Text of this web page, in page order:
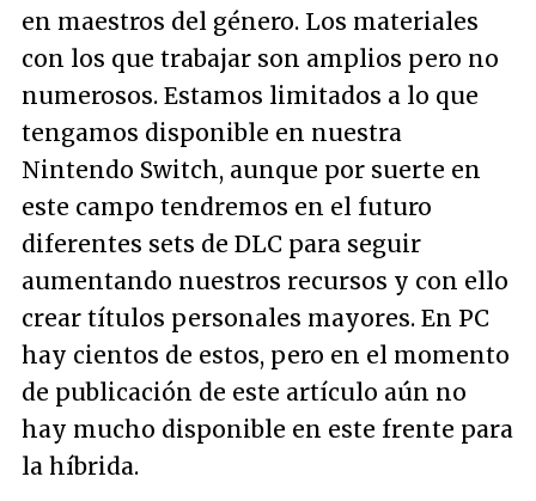
en maestros del género. Los materiales
con los que trabajar son amplios pero no
numerosos. Estamos limitados a lo que
tengamos disponible en nuestra
Nintendo Switch, aunque por suerte en
este campo tendremos en el futuro
diferentes sets de DLC para seguir
aumentando nuestros recursos y con ello
crear títulos personales mayores. En PC
hay cientos de estos, pero en el momento
de publicación de este artículo aún no
hay mucho disponible en este frente para
la híbrida.